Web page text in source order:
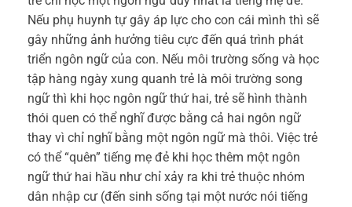
Nếu phụ huynh tự gây áp lực cho con cái mình thì sẽ
gây những ảnh hưởng tiêu cực đến quá trình phát
triển ngôn ngữ của con. Nếu môi trường sống và học
tập hàng ngày xung quanh trẻ là môi trường song
ngữ thì khi học ngôn ngữ thứ hai, trẻ sẽ hình thành
thói quen có thể nghĩ được bằng cả hai ngôn ngữ
thay vì chỉ nghĩ bằng một ngôn ngữ mà thôi. Việc trẻ
có thể “quên” tiếng mẹ đẻ khi học thêm một ngôn
ngữ thứ hai hầu như chỉ xảy ra khi trẻ thuộc nhóm
dân nhập cư (đến sinh sống tại một nước nói tiếng